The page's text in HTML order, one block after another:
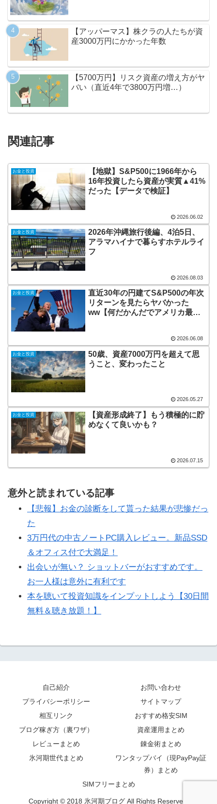
【アッパーマス】株クラの人たちが資
産3000万円にかかった年数
【5700万円】リスク資産の増え方がヤ
バい（直近4年で3800万円増…）
関連記事
お金と投資
【地獄】S&P500に1966年から
16年投資したら資産が実質▲41%
だった【データで検証】
2026.06.02
お金と投資
2026年沖縄旅行後編、4泊5日、
アラマハイナで暮らすホテルライ
フ
2026.08.03
お金と投資
直近30年の円建てS&P500の年次
リターンを見たらヤバかった
ww【何だかんだでアメリカ最強
2026.06.08
お金と投資
50歳、資産7000万円を超えて思
うこと、変わったこと
2026.05.27
お金と投資
【資産形成終了】もう積極的に貯
めなくて良いかも？
2026.07.15
意外と読まれている記事
【悲報】お金の診断をして貰った結果が悲惨だっ
た
3万円代の中古ノートPC購入レビュー。新品SSD
＆オフィス付で大満足！
出会いが無い？ ショットバーがおすすめです。
お一人様は意外に有利です
本を聴いて投資知識をインプットしよう【30日間
無料＆聴き放題！】
自己紹介
お問い合わせ
プライバシーポリシー
サイトマップ
相互リンク
おすすめ格安SIM
ブログ稼ぎ方（裏ワザ）
資産運用まとめ
レビューまとめ
錬金術まとめ
氷河期世代まとめ
ワンタップバイ（現PayPay証
券）まとめ
SIMフリーまとめ
Copyright © 2018 氷河期ブログ All Rights Reserved.